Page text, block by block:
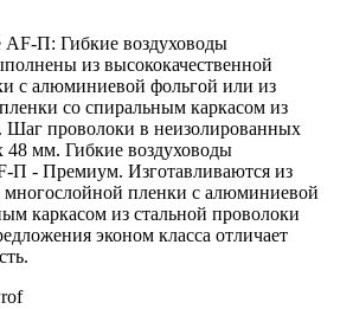
AF-П: Гибкие воздуховоды
из высококачественной
с алюминиевой фольгой или из
со спиральным каркасом из
Шаг проволоки в неизолированных
48 мм. Гибкие воздуховоды
П - Премиум. Изготавливаются из
многослойной пленки с алюминиевой
каркасом из стальной проволоки
эконом класса отличает